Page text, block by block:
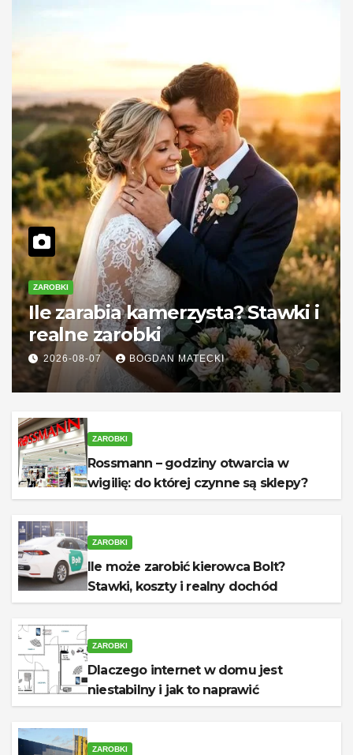
ZAROBKI
Ile zarabia kamerzysta? Stawki i
realne zarobki
2026-08-07 BOGDAN MATECKI
ZAROBKI
Rossmann – godziny otwarcia w
wigilię: do której czynne są sklepy?
ZAROBKI
Ile może zarobić kierowca Bolt?
Stawki, koszty i realny dochód
ZAROBKI
Dlaczego internet w domu jest
niestabilny i jak to naprawić
ZAROBKI